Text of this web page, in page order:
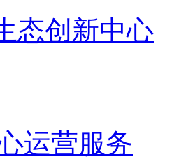
态创新中心
运营服务